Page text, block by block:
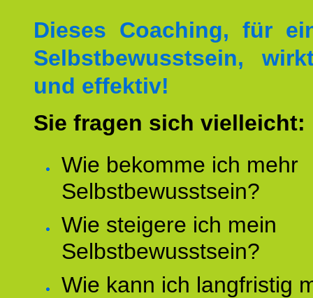
Dieses Coaching, für
Selbstbewusstsein,
und effektiv!
Sie fragen sich vielleicht:
Wie bekomme ich mehr
Selbstbewusstsein?
Wie steigere ich mein
Selbstbewusstsein?
Wie kann ich langfristig